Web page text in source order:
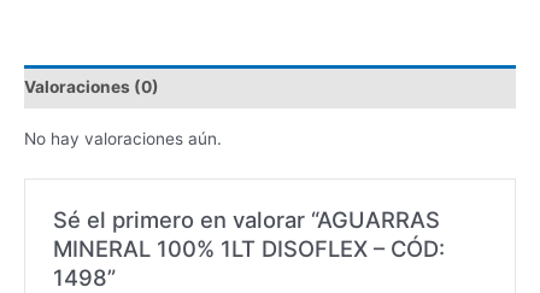
Valoraciones (0)
No hay valoraciones aún.
Sé el primero en valorar “AGUARRAS
MINERAL 100% 1LT DISOFLEX – CÓD:
1498”